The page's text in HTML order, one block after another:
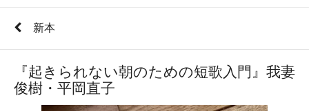
新本
『起きられない朝のための短歌入門』我妻
俊樹・平岡直子